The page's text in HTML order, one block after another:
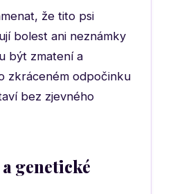
že tito psi
bolest ani neznámky
být zmatení a
zkráceném odpočinku
bez zjevného
genetické